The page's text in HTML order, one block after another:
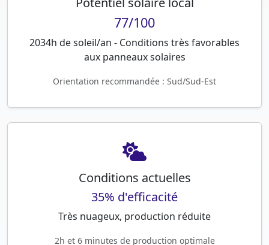
77/100
2034h de soleil/an - Conditions très favorables
aux panneaux solaires
Orientation recommandée : Sud/Sud-Est
Conditions actuelles
35% d'efficacité
Très nuageux, production réduite
2h et 6 minutes de production optimale